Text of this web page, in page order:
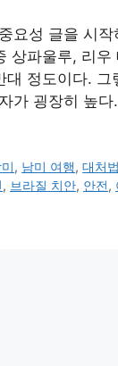
요성 글을 시
상파울루, 리
정도이다.
가 굉장히 높
, 남미 여행,대처법
, 브라질 치안, 안전,